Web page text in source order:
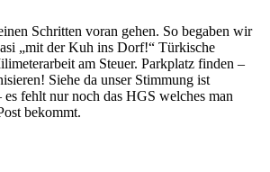
Schritten voran gehen. So begaben wir
„mit der Kuh ins Dorf!“ Türkische
am Steuer. Parkplatz finden –
Siehe da unser Stimmung ist
es fehlt nur noch das HGS welches man
bekommt.